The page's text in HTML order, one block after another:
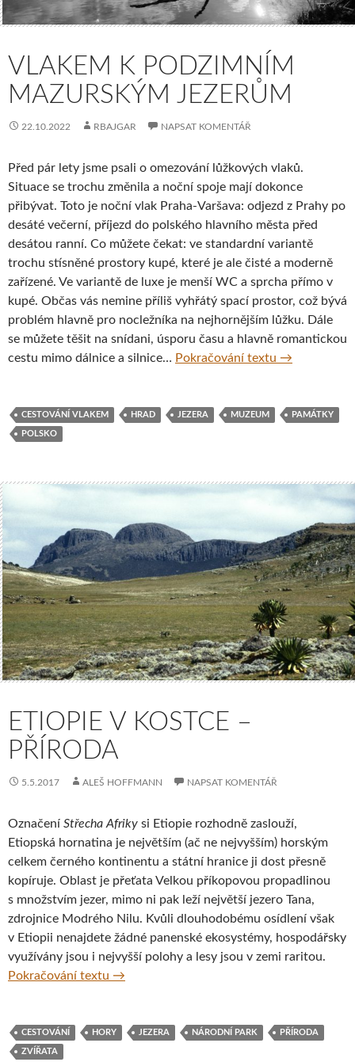
VLAKEM K PODZIMNÍM
MAZURSKÝM JEZERŮM
22.10.2022 RBAJGAR NAPSAT KOMENTÁŘ
Před pár lety jsme psali o omezování lůžkových vlaků.
Situace se trochu změnila a noční spoje mají dokonce
přibývat. Toto je noční vlak Praha-Varšava: odjezd z Prahy po
desáté večerní, příjezd do polského hlavního města před
desátou ranní. Co můžete čekat: ve standardní variantě
trochu stísněné prostory kupé, které je ale čisté a moderně
zařízené. Ve variantě de luxe je menší WC a sprcha přímo v
kupé. Občas vás nemine příliš vyhřátý spací prostor, což bývá
problém hlavně pro nocležníka na nejhornějším lůžku. Dále
se můžete těšit na snídani, úsporu času a hlavně romantickou
cestu mimo dálnice a silnice… Pokračování textu Vlakem k
→
CESTOVÁNÍ VLAKEM HRAD JEZERA MUZEUM PAMÁTKY
POLSKO
ETIOPIE V KOSTCE –
PŘÍRODA
5.5.2017 ALEŠ HOFFMANN NAPSAT KOMENTÁŘ
Označení Střecha Afriky si Etiopie rozhodně zaslouží,
Etiopská hornatina je největším (ač ne nejvyšším) horským
celkem černého kontinentu a státní hranice ji dost přesně
kopíruje. Oblast je přeťata Velkou příkopovou propadlinou
s množstvím jezer, mimo ni pak leží největší jezero Tana,
zdrojnice Modrého Nilu. Kvůli dlouhodobému osídlení však
v Etiopii nenajdete žádné panenské ekosystémy, hospodářsky
využívány jsou i nejvyšší polohy a lesy jsou v zemi raritou.
Pokračování textu Etiopie v kostce – Příroda
→
CESTOVÁNÍ HORY JEZERA NÁRODNÍ PARK PŘÍRODA
ZVÍŘATA